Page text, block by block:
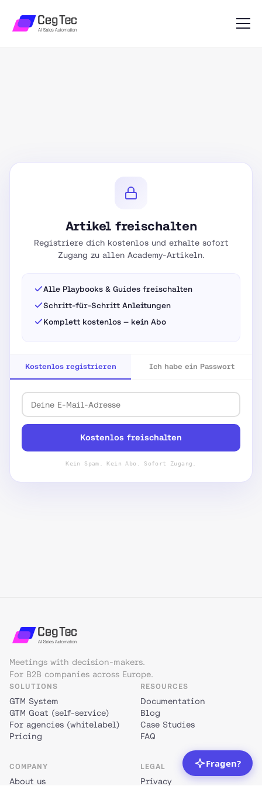
Artikel freischalten
Registriere dich kostenlos und erhalte sofort
Zugang zu allen Academy-Artikeln.
Alle Playbooks & Guides freischalten
Schritt-für-Schritt Anleitungen
Komplett kostenlos — kein Abo
Kostenlos registrieren Ich habe ein Passwort
Kostenlos freischalten
Kein Spam. Kein Abo. Sofort Zugang.
Meetings with decision-makers.
For B2B companies across Europe.
SOLUTIONS
GTM System
GTM Goat (self-service)
For agencies (whitelabel)
Pricing
RESOURCES
Documentation
Blog
Case Studies
FAQ
COMPANY
About us
LEGAL
Privacy